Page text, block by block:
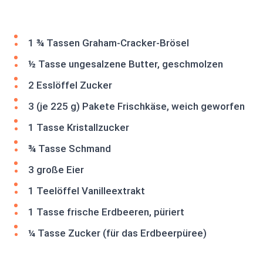
1 ¾ Tassen Graham-Cracker-Brösel
½ Tasse ungesalzene Butter, geschmolzen
2 Esslöffel Zucker
3 (je 225 g) Pakete Frischkäse, weich geworfen
1 Tasse Kristallzucker
¾ Tasse Schmand
3 große Eier
1 Teelöffel Vanilleextrakt
1 Tasse frische Erdbeeren, püriert
¼ Tasse Zucker (für das Erdbeerpüree)